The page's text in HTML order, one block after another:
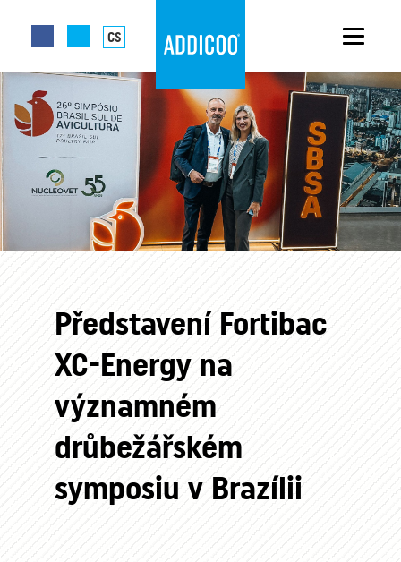
CS
Představení Fortibac
XC-Energy na
významném
drůbežářském
symposiu v Brazílii